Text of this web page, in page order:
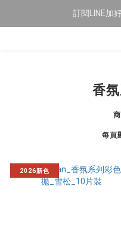
限時
訂閱LINE加
限時
香
每頁
2026新色